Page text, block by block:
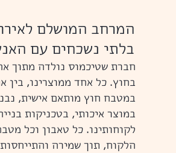
המרחב המושלם
בלתי נשכחים עם
​​​חברת שטיכמוס נולדה מתוך
בחוץ. כל אחד ממוצרינו, בין
במטבח חוץ מותאם אישית,
במוצר איכותי, בטכניקות
לקוחותינו. כל טאבון וכל
הלקוח, תוך שמירה